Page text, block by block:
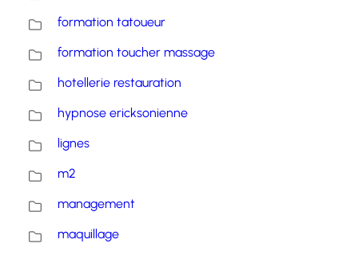
formation tatoueur
formation toucher massage
hotellerie restauration
hypnose ericksonienne
lignes
m2
management
maquillage